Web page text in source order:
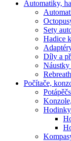
Automatiky,
Sety
Hadice
Díly a
Náustky
Počítače,
Hodinky